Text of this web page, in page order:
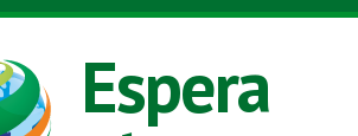
Espera